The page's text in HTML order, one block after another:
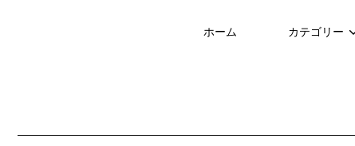
ホーム カテゴリー